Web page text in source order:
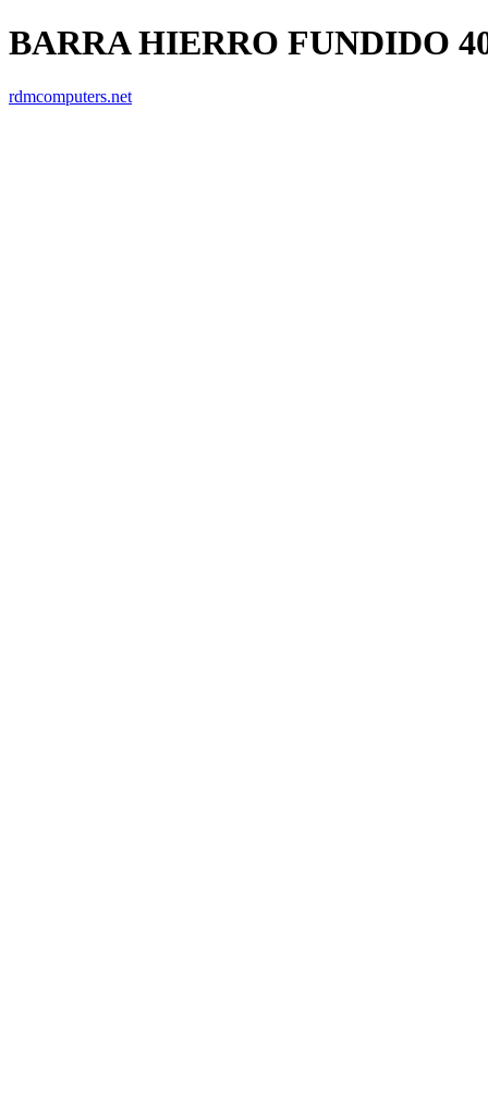
BARRA HIERRO FUNDIDO
rdmcomputers.net